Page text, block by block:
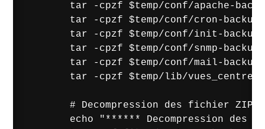
tar -cpzf $temp/conf/apache-
tar -cpzf $temp/conf/cron-
tar -cpzf $temp/conf/init-
tar -cpzf $temp/conf/snmp-
tar -cpzf $temp/conf/mail-
tar -cpzf $temp/lib/
# Decompression des fichier ZIP
echo "****** Decompression des